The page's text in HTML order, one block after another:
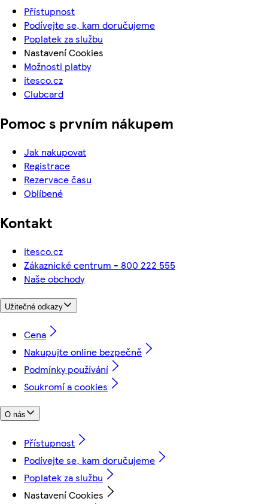
Přístupnost
Podívejte se, kam doručujeme
Poplatek za službu
Nastavení Cookies
Možnosti platby
itesco.cz
Clubcard
Pomoc s prvním nákupem
Jak nakupovat
Registrace
Rezervace času
Oblíbené
Kontakt
itesco.cz
Zákaznické centrum - 800 222 555
Naše obchody
Užitečné odkazy
Cena
Nakupujte online bezpečně
Podmínky používání
Soukromí a cookies
O nás
Přístupnost
Podívejte se, kam doručujeme
Poplatek za službu
Nastavení Cookies